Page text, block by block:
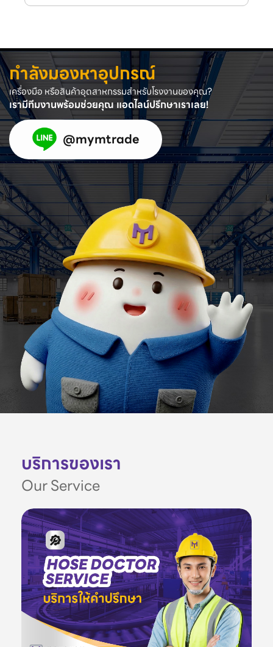
กำลังมองหาอุปกรณ์
เครื่องมือ หรือสินค้าอุตสาหกรรมสำหรับโรงงานของคุณ?
เรามีทีมงานพร้อมช่วยคุณ แอดไลน์ปรึกษาเราเลย!
@mymtrade
บริการของเรา
Our Service